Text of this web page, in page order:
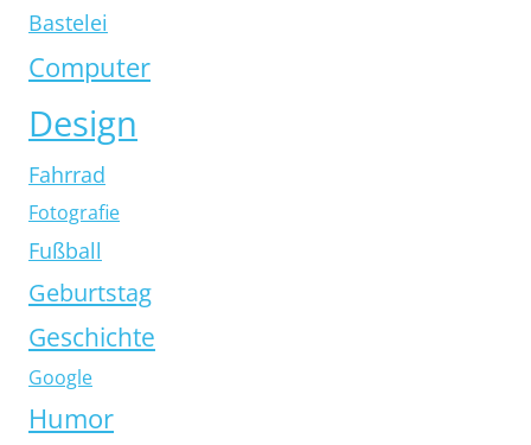
Bastelei
Computer
Design
Fahrrad
Fotografie
Fußball
Geburtstag
Geschichte
Google
Humor